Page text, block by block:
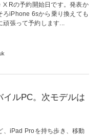
ⅩRの予約開始日です。発表か
ろiPhone 6sから乗り換えても
頑張って予約します...
イルPC。次モデルは
、iPad Proを持ち歩き、移動